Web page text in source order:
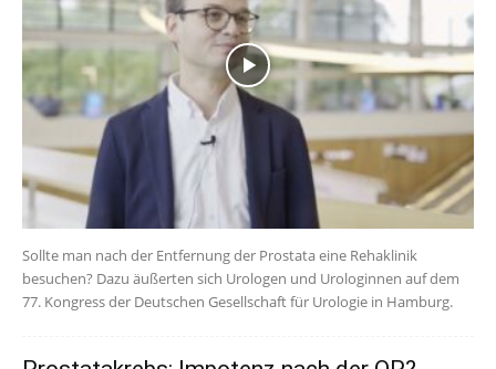
Sollte man nach der Entfernung der Prostata eine Rehaklinik
besuchen? Dazu äußerten sich Urologen und Urologinnen auf dem
77. Kongress der Deutschen Gesellschaft für Urologie in Hamburg.